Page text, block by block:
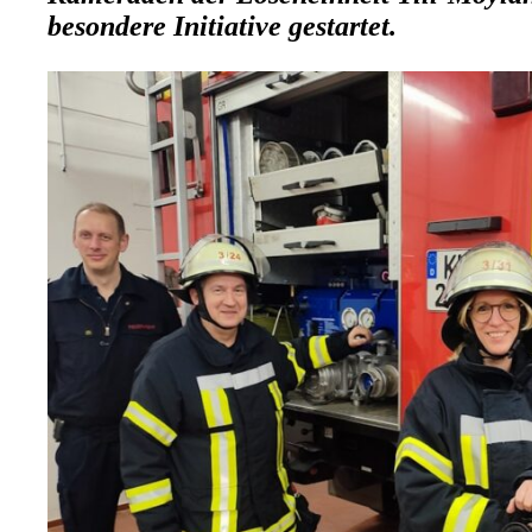
besondere Initiative gestartet.